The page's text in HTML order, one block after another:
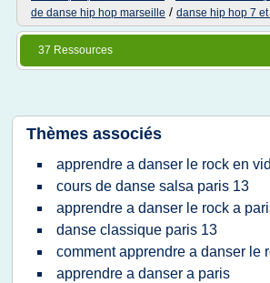
de danse hip hop marseille / danse hip hop 7 et
37 Ressources
Thèmes associés
apprendre a danser le rock en
cours de danse salsa paris 13
apprendre a danser le rock a
danse classique paris 13
comment apprendre a danser le
apprendre a danser a paris